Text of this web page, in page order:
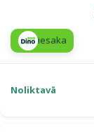
iesaka
Noliktavā